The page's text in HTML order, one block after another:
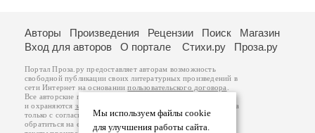
Мы используем файлы cookie
для улучшения работы сайта.
Авторы Произведения Рецензии Поиск
Магазин
Вход для авторов
О портале Стихи.ру Проза.ру
Портал Проза.ру предоставляет авторам возможность
свободной публикации своих литературных произведений в
сети Интернет на основаниипользовательского договора
Все авторские права на произведения принадлежат авторам
и охраняются законом
. Перепечатка произведений возможна
только с согласия его автора, к которому вы можете
обратиться на его авторской странице. Ответственность за